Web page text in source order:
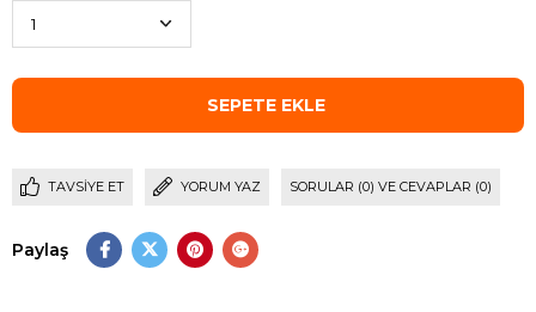
TAVSIYE ET YORUM YAZ SORULAR (0) VE CEVAPLAR (0)
Paylaş